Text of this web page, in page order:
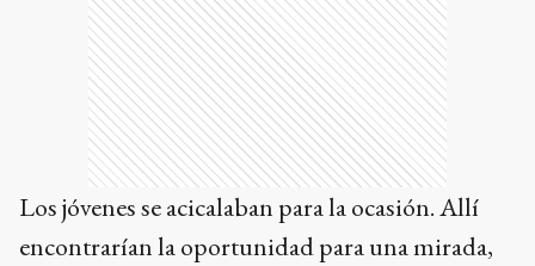
Los jóvenes se acicalaban para la ocasión. Allí
encontrarían la oportunidad para una mirada,